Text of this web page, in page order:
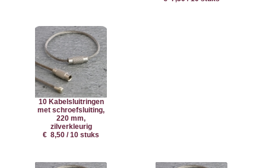
10 Kabelsluitringen
met schroefsluiting,
220 mm,
zilverkleurig
€ 8,50 / 10 stuks